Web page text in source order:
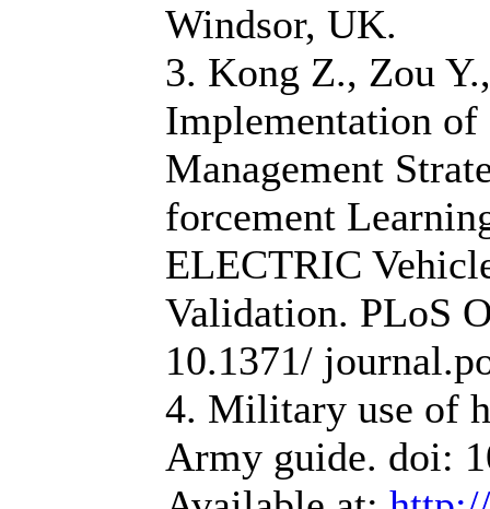
Windsor, UK.
3. Kong Z., Zou
Implementation
Management
forcement
ELECTRIC
Validation. PLoS
10.1371/
4. Military use of
Army guide. doi: